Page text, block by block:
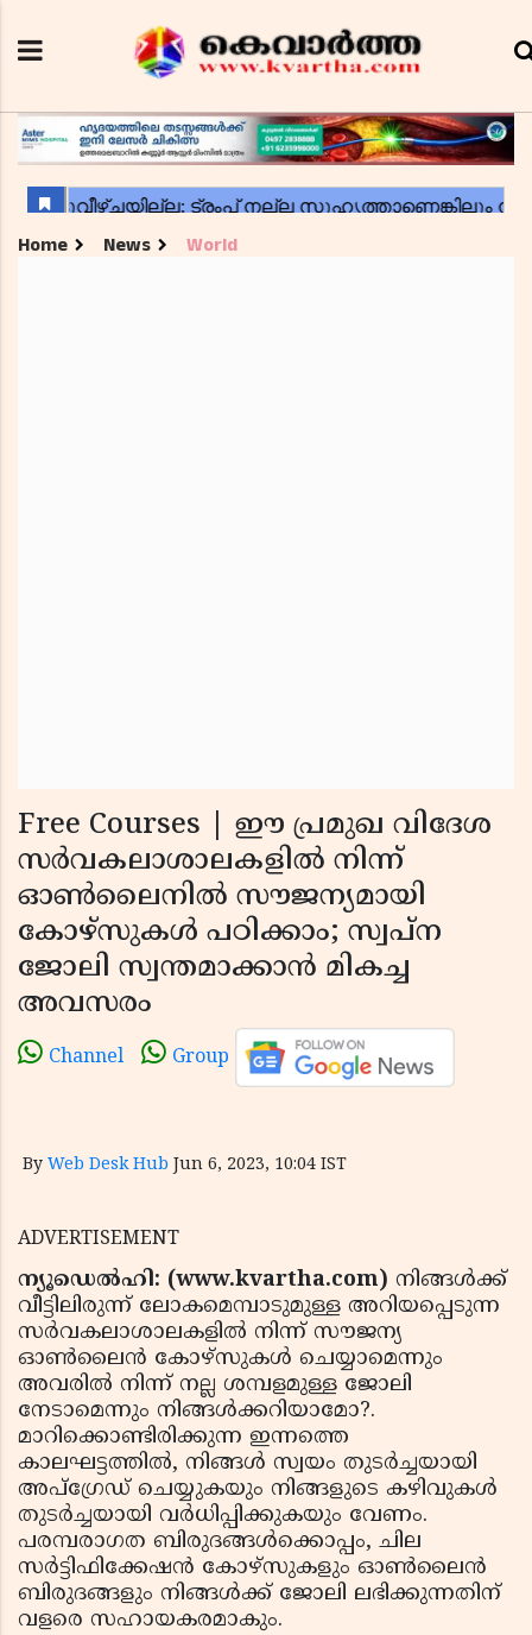
Home News World
Free Courses | ഈ പ്രമുഖ വിദേശ
സര്‍വകലാശാലകളില്‍ നിന്ന്
ഓണ്‍ലൈനില്‍ സൗജന്യമായി
കോഴ്സുകള്‍ പഠിക്കാം; സ്വപ്ന
ജോലി സ്വന്തമാക്കാന്‍ മികച്ച
അവസരം
Channel Group
By Web Desk Hub Jun 6, 2023, 10:04 IST
ADVERTISEMENT
ന്യൂഡെല്‍ഹി: (www.kvartha.com) നിങ്ങള്‍ക്ക്
വീട്ടിലിരുന്ന് ലോകമെമ്പാടുമുള്ള അറിയപ്പെടുന്ന
സര്‍വകലാശാലകളില്‍ നിന്ന് സൗജന്യ
ഓണ്‍ലൈന്‍ കോഴ്സുകള്‍ ചെയ്യാമെന്നും
അവരില്‍ നിന്ന് നല്ല ശമ്പളമുള്ള ജോലി
നേടാമെന്നും നിങ്ങള്‍ക്കറിയാമോ?.
മാറിക്കൊണ്ടിരിക്കുന്ന ഇന്നത്തെ
കാലഘട്ടത്തില്‍, നിങ്ങള്‍ സ്വയം തുടര്‍ച്ചയായി
അപ്ഗ്രേഡ് ചെയ്യുകയും നിങ്ങളുടെ കഴിവുകള്‍
തുടര്‍ച്ചയായി വര്‍ധിപ്പിക്കുകയും വേണം.
പരമ്പരാഗത ബിരുദങ്ങള്‍ക്കൊപ്പം, ചില
സര്‍ട്ടിഫിക്കേഷന്‍ കോഴ്‌സുകളും ഓണ്‍ലൈന്‍
ബിരുദങ്ങളും നിങ്ങള്‍ക്ക് ജോലി ലഭിക്കുന്നതിന്
വളരെ സഹായകരമാകും.